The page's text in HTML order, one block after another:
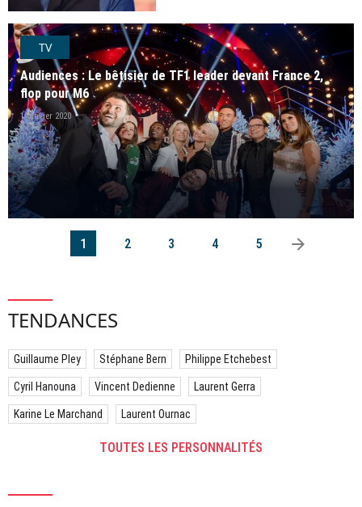
TV
Audiences : Le bêtisier de TF1 leader devant France 2,
flop pour M6
1 janvier 2020
1 2 3 4 5 arrow_right
TENDANCES
Guillaume Pley Stéphane Bern Philippe Etchebest
Cyril Hanouna Vincent Dedienne Laurent Gerra
Karine Le Marchand Laurent Ournac
TOUTES LES PERSONNALITÉS